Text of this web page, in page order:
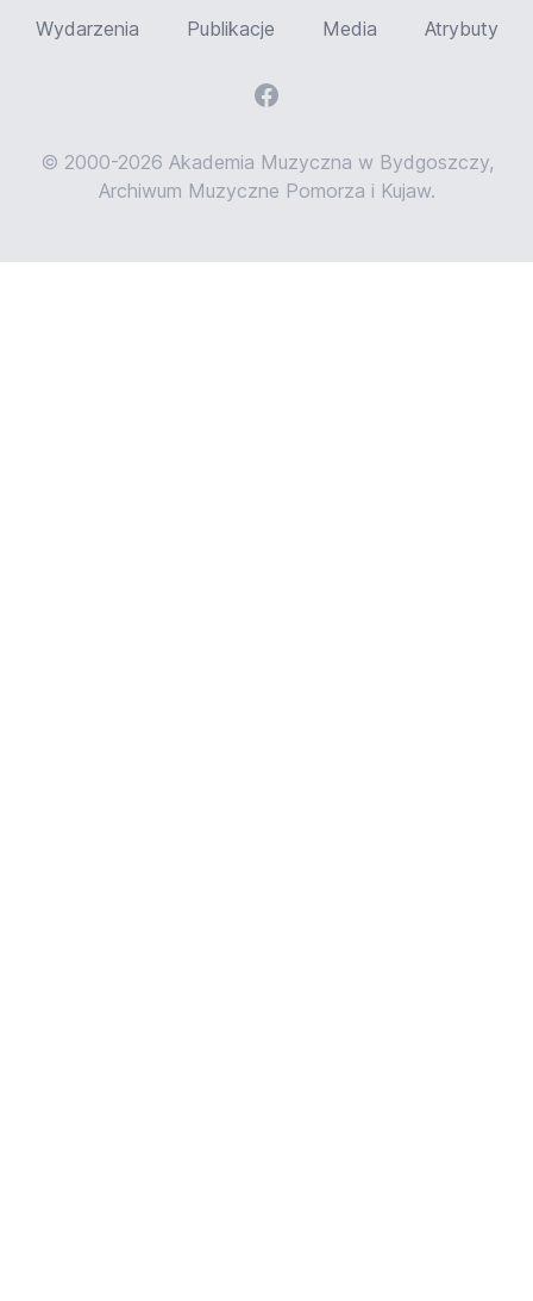
Wydarzenia Publikacje Media Atrybuty
© 2000-2026 Akademia Muzyczna w Bydgoszczy,
Archiwum Muzyczne Pomorza i Kujaw.